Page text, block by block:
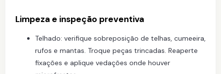
Limpeza e inspeção preventiva
Telhado: verifique sobreposição de telhas, cumeeira,
rufos e mantas. Troque peças trincadas. Reaperte
fixações e aplique vedações onde houver